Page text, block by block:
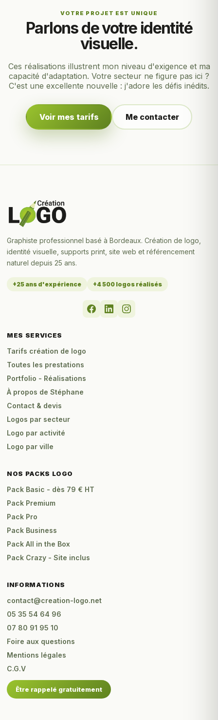
VOTRE PROJET EST UNIQUE
Parlons de votre identité
visuelle.
Ces réalisations illustrent mon niveau d'exigence et ma
capacité d'adaptation. Votre secteur ne figure pas ici ?
C'est une excellente nouvelle : j'adore les défis inédits.
Voir mes tarifs Me contacter
Graphiste professionnel basé à Bordeaux. Création de logo,
identité visuelle, supports print, site web et référencement
naturel depuis 25 ans.
+25 ans d'expérience +4 500 logos réalisés
MES SERVICES
Tarifs création de logo
Toutes les prestations
Portfolio - Réalisations
À propos de Stéphane
Contact & devis
Logos par secteur
Logo par activité
Logo par ville
NOS PACKS LOGO
Pack Basic - dès 79 € HT
Pack Premium
Pack Pro
Pack Business
Pack All in the Box
Pack Crazy - Site inclus
INFORMATIONS
contact@creation-logo.net
05 35 54 64 96
07 80 91 95 10
Foire aux questions
Mentions légales
C.G.V
Être rappelé gratuitement